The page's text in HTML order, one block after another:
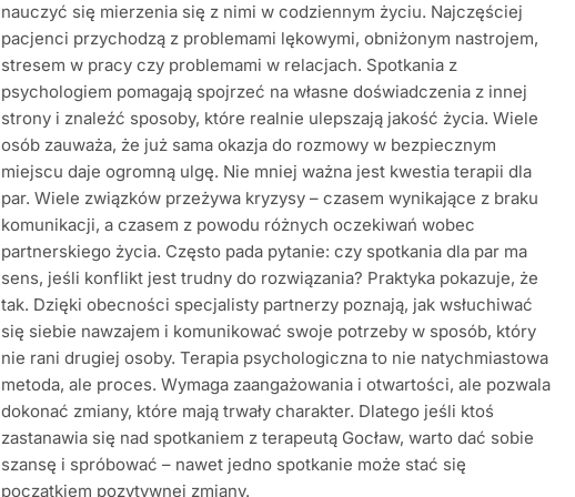
nauczyć się mierzenia się z nimi w codziennym życiu. Najczęściej
pacjenci przychodzą z problemami lękowymi, obniżonym nastrojem,
stresem w pracy czy problemami w relacjach. Spotkania z
psychologiem pomagają spojrzeć na własne doświadczenia z innej
strony i znaleźć sposoby, które realnie ulepszają jakość życia. Wiele
osób zauważa, że już sama okazja do rozmowy w bezpiecznym
miejscu daje ogromną ulgę. Nie mniej ważna jest kwestia terapii dla
par. Wiele związków przeżywa kryzysy – czasem wynikające z braku
komunikacji, a czasem z powodu różnych oczekiwań wobec
partnerskiego życia. Często pada pytanie: czy spotkania dla par ma
sens, jeśli konflikt jest trudny do rozwiązania? Praktyka pokazuje, że
tak. Dzięki obecności specjalisty partnerzy poznają, jak wsłuchiwać
się siebie nawzajem i komunikować swoje potrzeby w sposób, który
nie rani drugiej osoby. Terapia psychologiczna to nie natychmiastowa
metoda, ale proces. Wymaga zaangażowania i otwartości, ale pozwala
dokonać zmiany, które mają trwały charakter. Dlatego jeśli ktoś
zastanawia się nad spotkaniem z terapeutą Gocław, warto dać sobie
szansę i spróbować – nawet jedno spotkanie może stać się
początkiem pozytywnej zmiany.